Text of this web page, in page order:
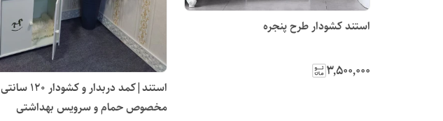
استند کشودار طرح پنجره
۳٬۵۰۰٬۰۰۰
استند|کمد دربدار و کشودار ۱۲۰ سانتی
مخصوص حمام و سرویس بهداشتی